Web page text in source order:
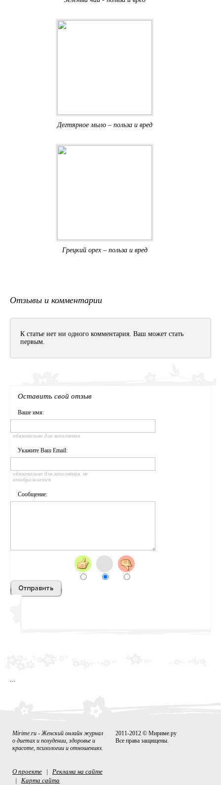
Дегтярное мыло – польза и вред
Грецкий орех – польза и вред
Отзывы и комментарии
К статье нет ни одного комментария. Ваш может стать
первым.
Оставить свой отзыв
Ваше имя:
обязательно для заполнения
Укажите Ваш Email:
обязательно для заполнения. не
отображается
Сообщение:
Mirime.ru - Женский онлайн журнал
о диетах и похудении, здоровье и
красоте, психологии и отношениях.
О проекте Реклама на сайте
Карта сайта
2011-2012 © Мириме.ру
Все права защищены.